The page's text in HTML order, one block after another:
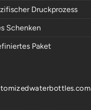
Druckprozess
Schenken
Paket